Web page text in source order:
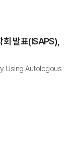
발표(ISAPS),
Using Autologous